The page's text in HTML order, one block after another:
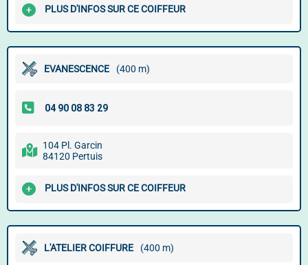
PLUS D'INFOS SUR CE COIFFEUR
EVANESCENCE (400 m)
104 Pl. Garcin
84120 Pertuis
PLUS D'INFOS SUR CE COIFFEUR
L'ATELIER COIFFURE (400 m)